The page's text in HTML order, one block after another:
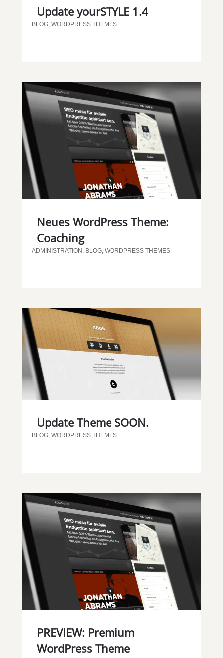
Update yourSTYLE 1.4
BLOG, WORDPRESS THEMES
Neues WordPress Theme:
Coaching
ADMINISTRATION BLOG, WORDPRESS THEMES
Update Theme SOON.
BLOG, WORDPRESS THEMES
PREVIEW: Premium
WordPress Theme